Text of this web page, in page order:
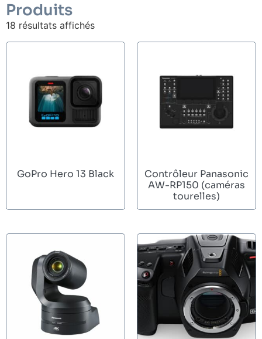
Produits
18 résultats affichés
GoPro Hero 13 Black
Contrôleur Panasonic
AW-RP150 (caméras
tourelles)